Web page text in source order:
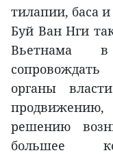
тилапии, баса и
Буй Ван Нги
Вьетнама
органы
решению
большее